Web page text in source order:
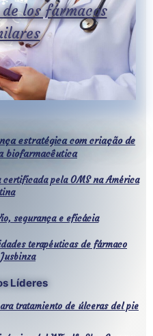
los fármacos
estratégica com criação de
biofarmacêutica
pela OMS na América
segurança e eficácia
terapéuticas de fármaco
Líderes
tratamiento de úlceras del pie